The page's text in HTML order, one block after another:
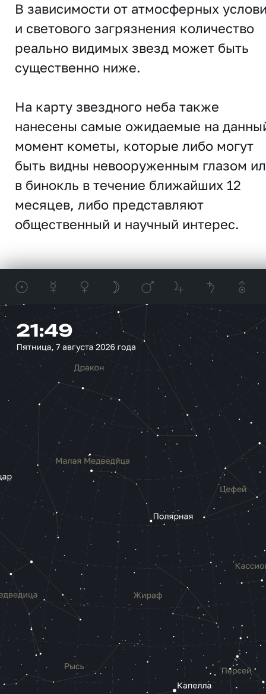
В зависимости от атмосферных
и светового загрязнения количество
реально видимых звезд может быть
существенно ниже.
На карту звездного неба также
нанесены самые ожидаемые на
момент кометы, которые либо могут
быть видны невооруженным глазом
в бинокль в течение ближайших 12
месяцев, либо представляют
общественный и научный интерес.